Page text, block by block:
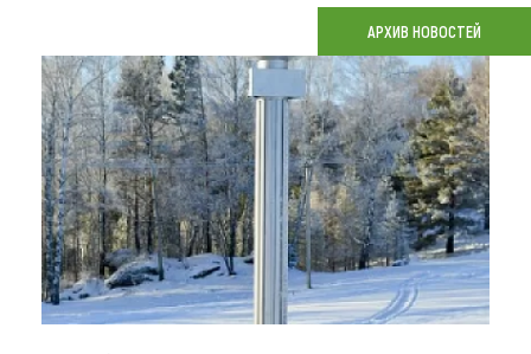
О регионе
Коллекция впечатлений
Другие рубрики
АРХИВ НОВОСТЕЙ